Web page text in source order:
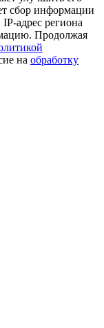
сбор информации
IP-адрес региона
Продолжая
на обработку